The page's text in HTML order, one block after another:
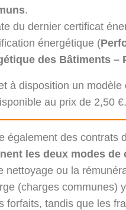
.
du dernier certificat
énergétique (
des Bâtiments –
à disposition un modèle
au prix de 2,50 €.
également des contrats
les deux modes de
nettoyage ou la
(charges communes)
forfaits, tandis que les